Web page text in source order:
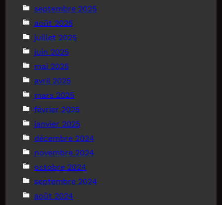
septembre 2025
août 2025
juillet 2025
juin 2025
mai 2025
avril 2025
mars 2025
février 2025
janvier 2025
décembre 2024
novembre 2024
octobre 2024
septembre 2024
août 2024